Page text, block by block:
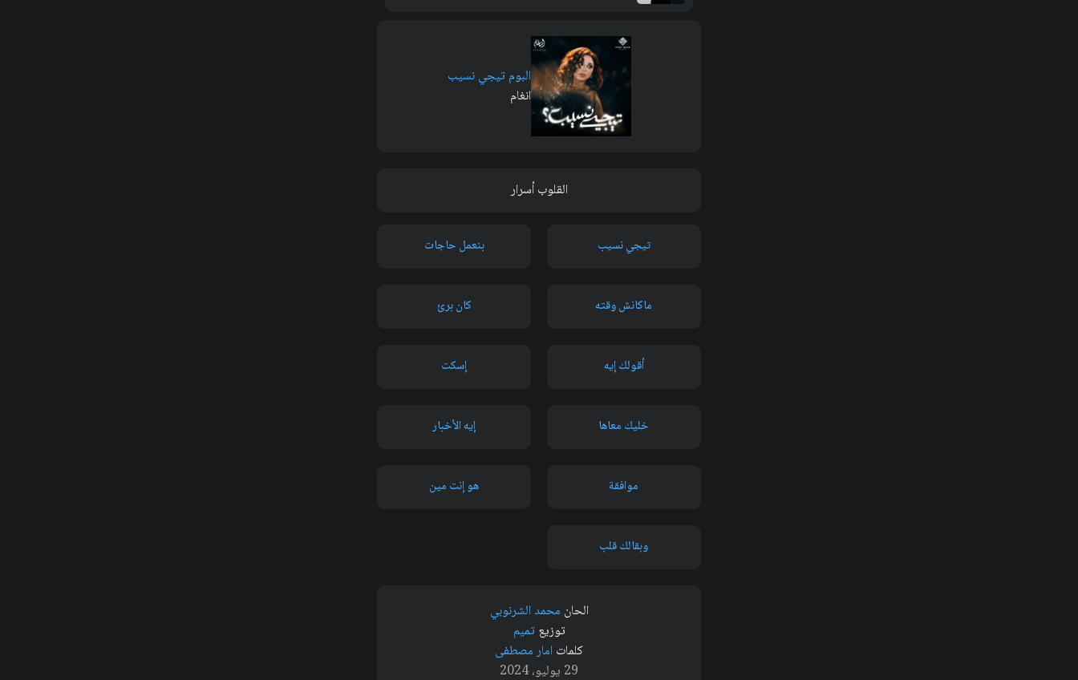
البوم تيجي نسيب
انغام
القلوب أسرار
تيجي نسيب بنعمل حاجات
ماكانش وقته كان برئ
أقولك إيه إسكت
خليك معاها إيه الأخبار
موافقة هو إنت مين
وبقالك قلب
الحان محمد الشرنوبي
توزيعتميم
كلمات امار مصطفى
29 يوليو، 2024